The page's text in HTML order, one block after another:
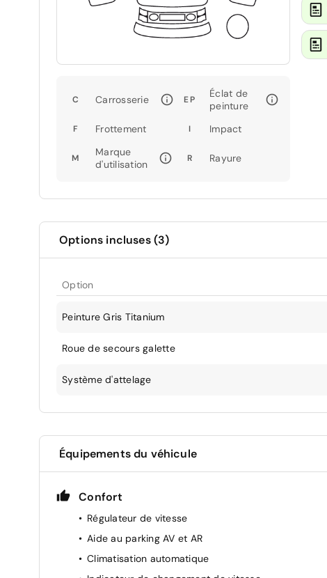
C Carrosserie EP
Éclat de
peinture
F Frottement I Impact
M
Marque
d'utilisation
R Rayure
Options incluses (3)
Option
Peinture Gris Titanium
Roue de secours galette
Système d'attelage
Équipements du véhicule
Confort
Régulateur de vitesse
Aide au parking AV et AR
Climatisation automatique